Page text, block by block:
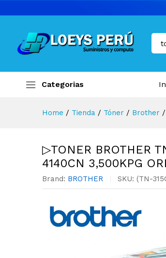
Categorias
Home / Tienda / Tóner / Brother /
▷TONER BROTHER
4140CN 3,500KPG
Brand: BROTHER SKU: (TN-
Descripción del